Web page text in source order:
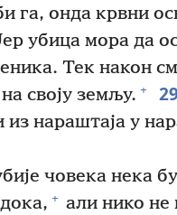
га, онда крвни
убица мора да
Тек након
своју земљу. +
из нараштаја у
човека нека
+ али нико